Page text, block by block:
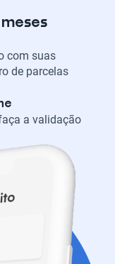
com suas
de parcelas
a validação